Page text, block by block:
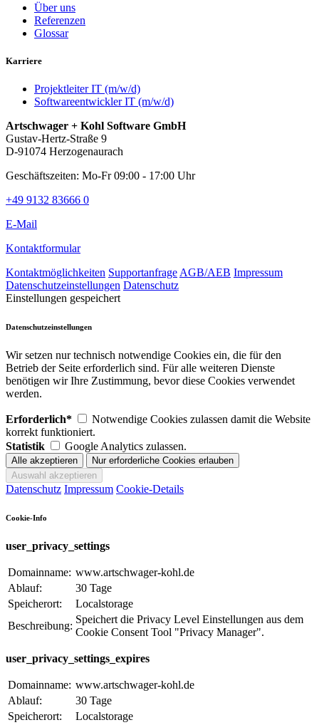
Über uns
Referenzen
Glossar
Karriere
Projektleiter IT (m/w/d)
Softwareentwickler IT (m/w/d)
Artschwager + Kohl Software GmbH
Gustav-Hertz-Straße 9
D-91074 Herzogenaurach
Geschäftszeiten: Mo-Fr 09:00 - 17:00 Uhr
+49 9132 83666 0
E-Mail
Kontaktformular
Kontaktmöglichkeiten Supportanfrage AGB/AEB Impressum
Datenschutzeinstellungen Datenschutz
Einstellungen gespeichert
Datenschutzeinstellungen
Wir setzen nur technisch notwendige Cookies ein, die für den
Betrieb der Seite erforderlich sind. Für alle weiteren Dienste
benötigen wir Ihre Zustimmung, bevor diese Cookies verwendet
werden.
Erforderlich*
Notwendige Cookies zulassen damit die Website
korrekt funktioniert.
Statistik
Google Analytics zulassen.
Datenschutz Impressum Cookie-Details
Cookie-Info
user_privacy_settings
Domainname: www.artschwager-kohl.de
Ablauf:
30 Tage
Speicherort:
Localstorage
Beschreibung:
Speichert die Privacy Level Einstellungen aus dem
Cookie Consent Tool "Privacy Manager".
user_privacy_settings_expires
Domainname: www.artschwager-kohl.de
Ablauf:
30 Tage
Speicherort:
Localstorage